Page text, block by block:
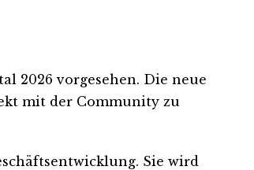
2026 vorgesehen. Die neue
mit der Community zu
Sie wird